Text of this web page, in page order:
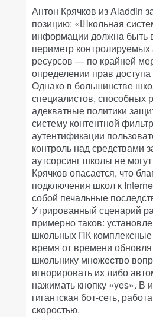
Антон Крячков из Aladdin
позицию: «Школьная
информации должна быть
периметр
ресурсов — по крайней
определении прав
Однако в большинстве
специалистов, способных
адекватные политики
систему контентной
аутентификации
контроль над средствами
аутсорсинг школы не
Крячков опасается, что
подключения школ к
собой печальные
Утрированный сценарий
примерно таков:
школьных ПК
время от времени
школьнику множество
игнорировать их либо
нажимать кнопку «yes». В
гигантская бот-сеть,
скоростью.